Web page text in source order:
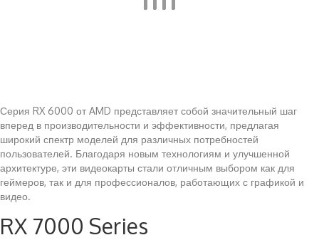
Серия RX 6000 от AMD представляет собой значительный шаг
вперед в производительности и эффективности, предлагая
широкий спектр моделей для различных потребностей
пользователей. Благодаря новым технологиям и улучшенной
архитектуре, эти видеокарты стали отличным выбором как для
геймеров, так и для профессионалов, работающих с графикой и
видео.
RX 7000 Series